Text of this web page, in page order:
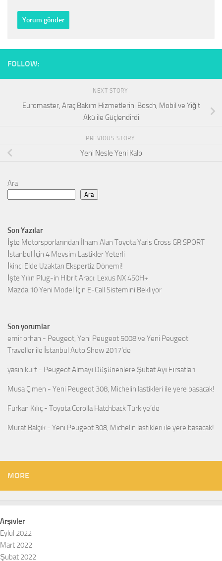
FOLLOW:
NEXT STORY
Euromaster, Araç Bakım Hizmetlerini Bosch, Mobil ve Yiğit
Akü ile Güçlendirdi
PREVIOUS STORY
Yeni Nesle Yeni Kalp
Ara
Ara
Son Yazılar
İşte Motorsporlarından İlham Alan Toyota Yaris Cross GR SPORT
İstanbul İçin 4 Mevsim Lastikler Yeterli
İkinci Elde Uzaktan Ekspertiz Dönemi!
İşte Yılın Plug-in Hibrit Aracı: Lexus NX 450H+
Mazda 10 Yeni Model İçin E-Call Sistemini Bekliyor
Son yorumlar
emir orhan - Peugeot, Yeni Peugeot 5008 ve Yeni Peugeot
Traveller ile İstanbul Auto Show 2017’de
yasin kurt - Peugeot Almayı Düşünenlere Şubat Ayı Fırsatları
Musa Çimen - Yeni Peugeot 308, Michelin lastikleri ile yere basacak!
Furkan Kılıç - Toyota Corolla Hatchback Türkiye’de
Murat Balçık - Yeni Peugeot 308, Michelin lastikleri ile yere basacak!
MORE
Arşivler
Eylül 2022
Mart 2022
Şubat 2022